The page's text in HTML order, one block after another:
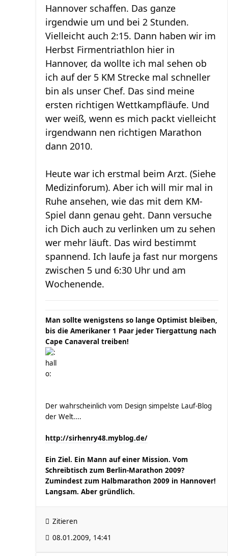
Hannover schaffen. Das ganze
irgendwie um und bei 2 Stunden.
Vielleicht auch 2:15. Dann haben wir im
Herbst Firmentriathlon hier in
Hannover, da wollte ich mal sehen ob
ich auf der 5 KM Strecke mal schneller
bin als unser Chef. Das sind meine
ersten richtigen Wettkampfläufe. Und
wer weiß, wenn es mich packt vielleicht
irgendwann nen richtigen Marathon
dann 2010.
Heute war ich erstmal beim Arzt. (Siehe
Medizinforum). Aber ich will mir mal in
Ruhe ansehen, wie das mit dem KM-
Spiel dann genau geht. Dann versuche
ich Dich auch zu verlinken um zu sehen
wer mehr läuft. Das wird bestimmt
spannend. Ich laufe ja fast nur morgens
zwischen 5 und 6:30 Uhr und am
Wochenende.
Man sollte wenigstens so lange Optimist bleiben,
bis die Amerikaner 1 Paar jeder Tiergattung nach
Cape Canaveral treiben!
Der wahrscheinlich vom Design simpelste Lauf-Blog
der Welt....
http://sirhenry48.myblog.de/
Ein Ziel. Ein Mann auf einer Mission. Vom
Schreibtisch zum Berlin-Marathon 2009?
Zumindest zum Halbmarathon 2009 in Hannover!
Langsam. Aber gründlich.
Zitieren
08.01.2009, 14:41